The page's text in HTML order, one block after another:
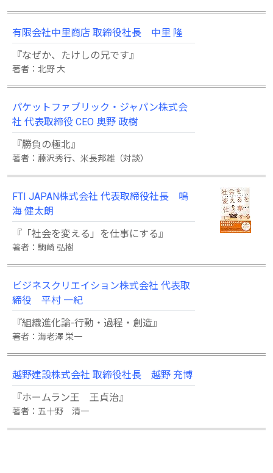
有限会社中里商店 取締役社長 中里 隆
『なぜか、たけしの兄です』
著者：北野 大
パケットファブリック・ジャパン株式会
社 代表取締役 CEO 奥野 政樹
『勝負の極北』
著者：藤沢秀行、米長邦雄（対談）
FTI JAPAN株式会社 代表取締役社長 鳴
海 健太朗
『「社会を変える」を仕事にする』
著者：駒崎 弘樹
ビジネスクリエイション株式会社 代表取
締役 平村 一紀
『組織進化論-行動・過程・創造』
著者：海老澤 栄一
越野建設株式会社 取締役社長 越野 充博
『ホームラン王 王貞治』
著者：五十野 清一